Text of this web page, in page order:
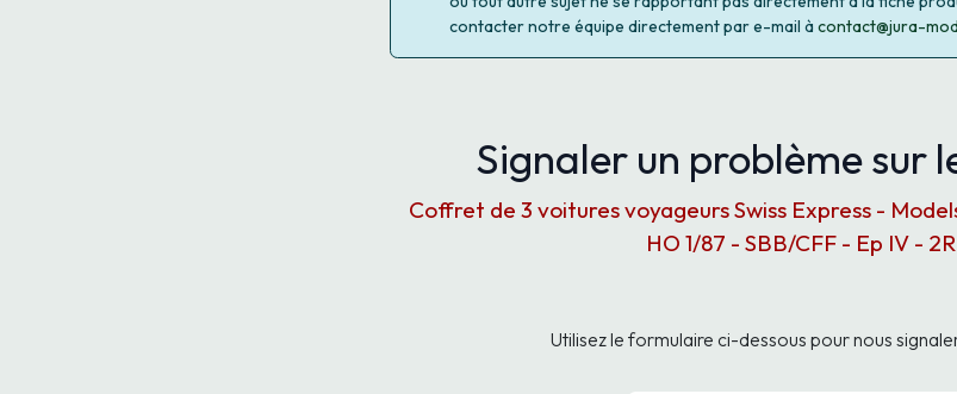
contacter notre équipe directement par e-mail à contact@jura-
Signaler un problème sur
Coffret de 3 voitures voyageurs Swiss Express -
HO 1/87 - SBB/CFF - Ep IV - 2R
Utilisez le formulaire ci-dessous pour nous